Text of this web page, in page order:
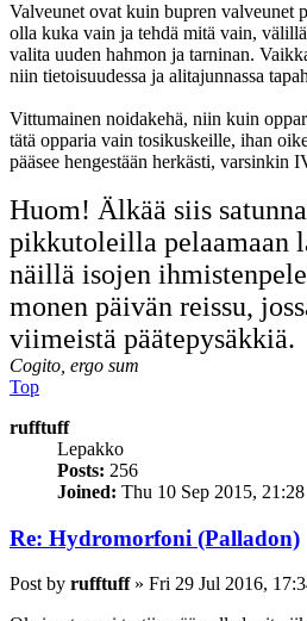
Valveunet ovat kuin bupren valveunet
olla kuka vain ja tehdä mitä vain,
valita uuden hahmon ja tarninan.
niin tietoisuudessa ja alitajunnassa
Vittumainen noidakehä, niin kuin
tätä opparia vain tosikuskeille, ihan
pääsee hengestään herkästi, varsinkin
Huom! Älkää siis
pikkutoleilla pelaamaan
näillä isojen
monen päivän reissu,
viimeistä päätepysäkkiä.
Cogito, ergo sum
Top
rufftuff
Lepakko
Posts: 256
Joined: Thu 10 Sep 2015, 21:28
Re: Hydromorfoni (Palladon)
Post by rufftuff» Fri 29 Jul 2016,